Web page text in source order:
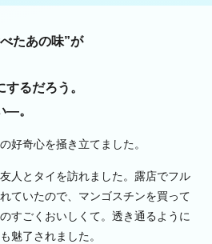
たあの味”が
るだろう。
―。
好奇心を掻き立てました。
人とタイを訪れました。露店でフル
ていたので、マンゴスチンを買って
すごくおいしくて。透き通るように
魅了されました。